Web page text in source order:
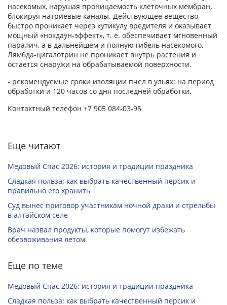
насекомых, нарушая проницаемость клеточных мембран,
блокируя натриевые каналы. Действующее вещество
быстро проникает через кутикулу вредителя и оказывает
мощный «нокдаун-эффект», т. е. обеспечивает мгновенный
паралич, а в дальнейшем и полную гибель насекомого.
Лямбда-цигалотрин не проникает внутрь растения и
остается снаружи на обрабатываемой поверхности.
- рекомендуемые сроки изоляции пчел в ульях: на период
обработки и 120 часов со дня последней обработки.
Контактный телефон +7 905 084-03-95
Еще читают
Медовый Спас 2026: история и традиции праздника
Сладкая польза: как выбрать качественный персик и
правильно его хранить
Суд вынес приговор участникам ночной драки и стрельбы
в алтайском селе
Врач назвал продукты, которые помогут избежать
обезвоживания летом
Еще по теме
Медовый Спас 2026: история и традиции праздника
Сладкая польза: как выбрать качественный персик и